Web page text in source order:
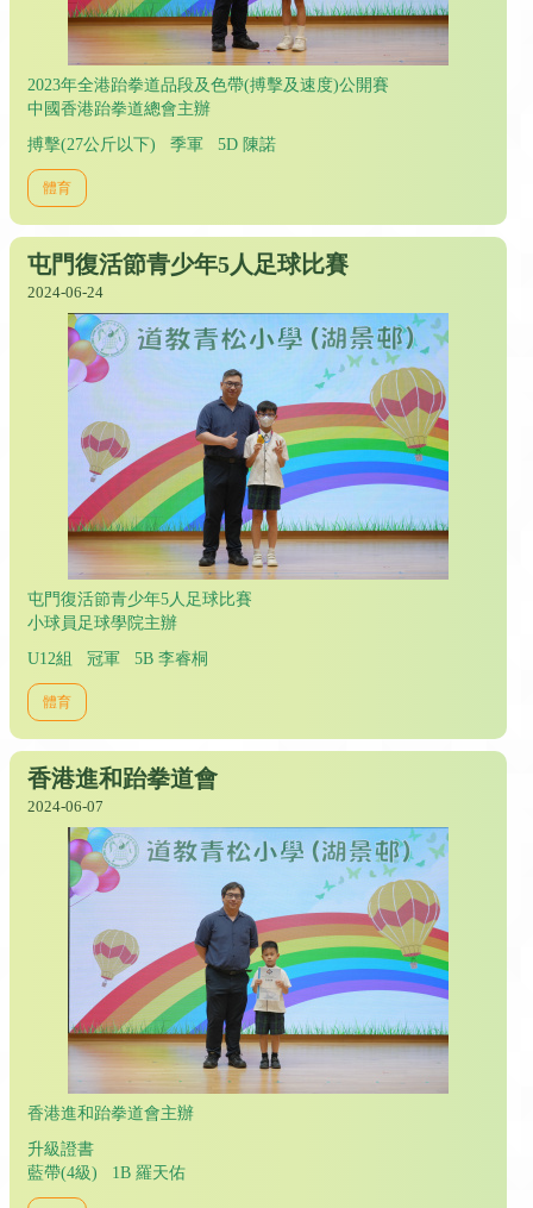
2023年全港跆拳道品段及色帶(搏擊及速度)公開賽
中國香港跆拳道總會主辦
搏擊(27公斤以下) 季軍 5D 陳諾
體育
屯門復活節青少年5人足球比賽
2024-06-24
屯門復活節青少年5人足球比賽
小球員足球學院主辦
U12組 冠軍 5B 李睿桐
體育
香港進和跆拳道會
2024-06-07
香港進和跆拳道會主辦
升級證書
藍帶(4級) 1B 羅天佑